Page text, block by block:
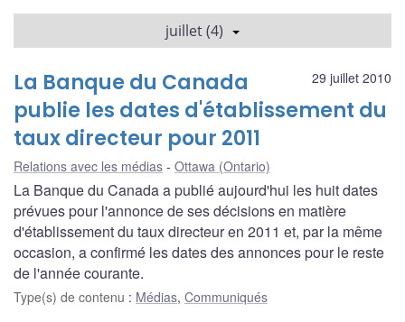
juillet (4)
29 juillet 2010
La Banque du Canada
publie les dates d'établissement du
taux directeur pour 2011
Relations avec les médias Ottawa (Ontario)
La Banque du Canada a publié aujourd'hui les huit dates
prévues pour l'annonce de ses décisions en matière
d'établissement du taux directeur en 2011 et, par la même
occasion, a confirmé les dates des annonces pour le reste
de l'année courante.
Type(s) de contenu : Médias, Communiqués